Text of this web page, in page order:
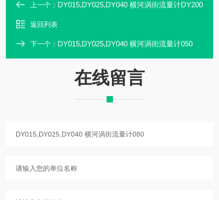
上一个： DY015,DY025,DY040 横河涡街流量计DY200
返回列表
下一个： DY015,DY025,DY040 横河涡街流量计050
在线留言